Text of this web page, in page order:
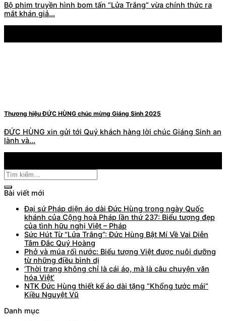
Bộ phim truyền hình bom tấn “Lửa Trắng” vừa chính thức ra
mắt khán giả...
Thương hiệu ĐỨC HÙNG chúc mừng Giáng Sinh 2025
ĐỨC HÙNG xin gửi tới Quý khách hàng lời chúc Giáng Sinh an
lành và...
Bài viết mới
Đại sứ Pháp diện áo dài Đức Hùng trong ngày Quốc
khánh của Cộng hoà Pháp lần thứ 237: Biểu tượng đẹp
của tình hữu nghị Việt – Pháp
Sức Hút Từ “Lửa Trắng”: Đức Hùng Bật Mí Về Vai Diễn
Tâm Đắc Quý Hoàng
Phở và múa rối nước: Biểu tượng Việt được nuôi dưỡng
từ những điều bình dị
‘Thời trang không chỉ là cái áo, mà là câu chuyện văn
hóa Việt’
NTK Đức Hùng thiết kế áo dài tặng “Khổng tước mái”
Kiều Nguyệt Vũ
Danh mục